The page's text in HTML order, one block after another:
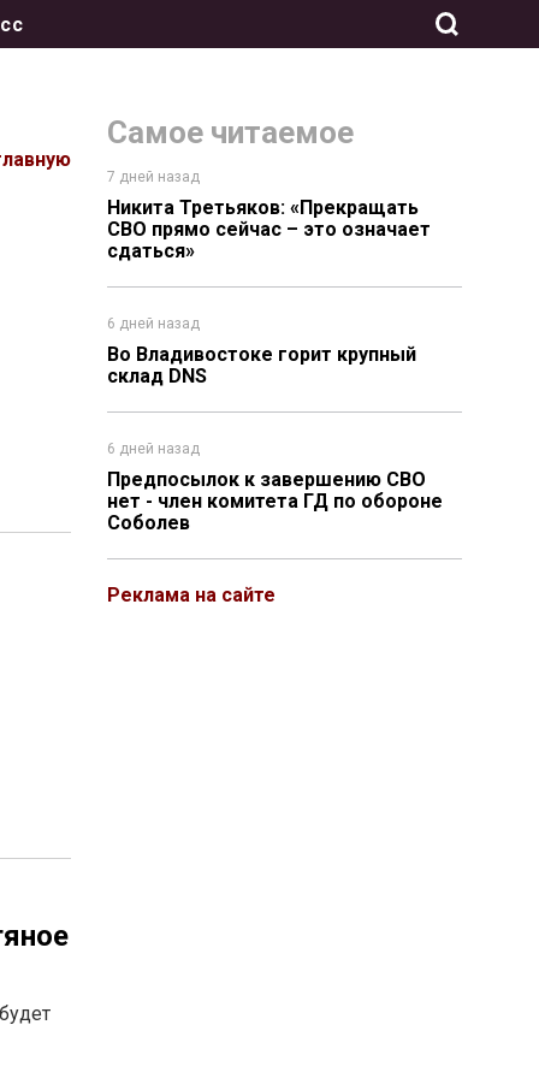
Самое читаемое
7 дней назад
Никита Третьяков: «Прекращать
СВО прямо сейчас – это означает
сдаться»
6 дней назад
Во Владивостоке горит крупный
склад DNS
6 дней назад
Предпосылок к завершению СВО
нет - член комитета ГД по обороне
Соболев
Реклама на сайте